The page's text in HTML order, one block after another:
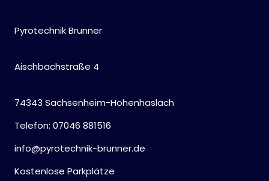
Pyrotechnik Brunner
Aischbachstraße 4
74343 Sachsenheim-Hohenhaslach
Telefon: 07046 881516
info@pyrotechnik-brunner.de
Kostenlose Parkplätze